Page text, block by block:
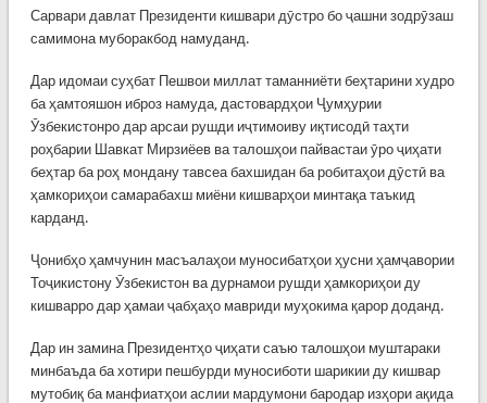
Сарвари давлат Президенти кишвари дӯстро бо ҷашни зодрӯзаш
самимона муборакбод намуданд.
Дар идомаи суҳбат Пешвои миллат таманниёти беҳтарини худро
ба ҳамтояшон иброз намуда, дастовардҳои Ҷумҳурии
Ӯзбекистонро дар арсаи рушди иҷтимоиву иқтисодӣ таҳти
роҳбарии Шавкат Мирзиёев ва талошҳои пайвастаи ӯро ҷиҳати
беҳтар ба роҳ мондану тавсеа бахшидан ба робитаҳои дӯстӣ ва
ҳамкориҳои самарабахш миёни кишварҳои минтақа таъкид
карданд.
Ҷонибҳо ҳамчунин масъалаҳои муносибатҳои ҳусни ҳамҷавории
Тоҷикистону Ӯзбекистон ва дурнамои рушди ҳамкориҳои ду
кишварро дар ҳамаи ҷабҳаҳо мавриди муҳокима қарор доданд.
Дар ин замина Президентҳо ҷиҳати саъю талошҳои муштараки
минбаъда ба хотири пешбурди муносиботи шарикии ду кишвар
мутобиқ ба манфиатҳои аслии мардумони бародар изҳори ақида